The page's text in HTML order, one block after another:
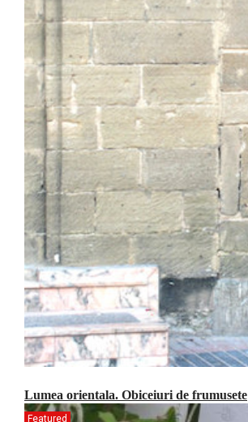
Lumea orientala. Obiceiuri de frumusete
Featured